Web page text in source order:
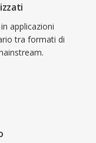
applicazioni
tra formati di